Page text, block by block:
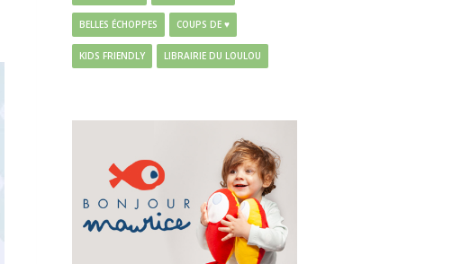
BELLES ÉCHOPPES COUPS DE ♥
KIDS FRIENDLY LIBRAIRIE DU LOULOU